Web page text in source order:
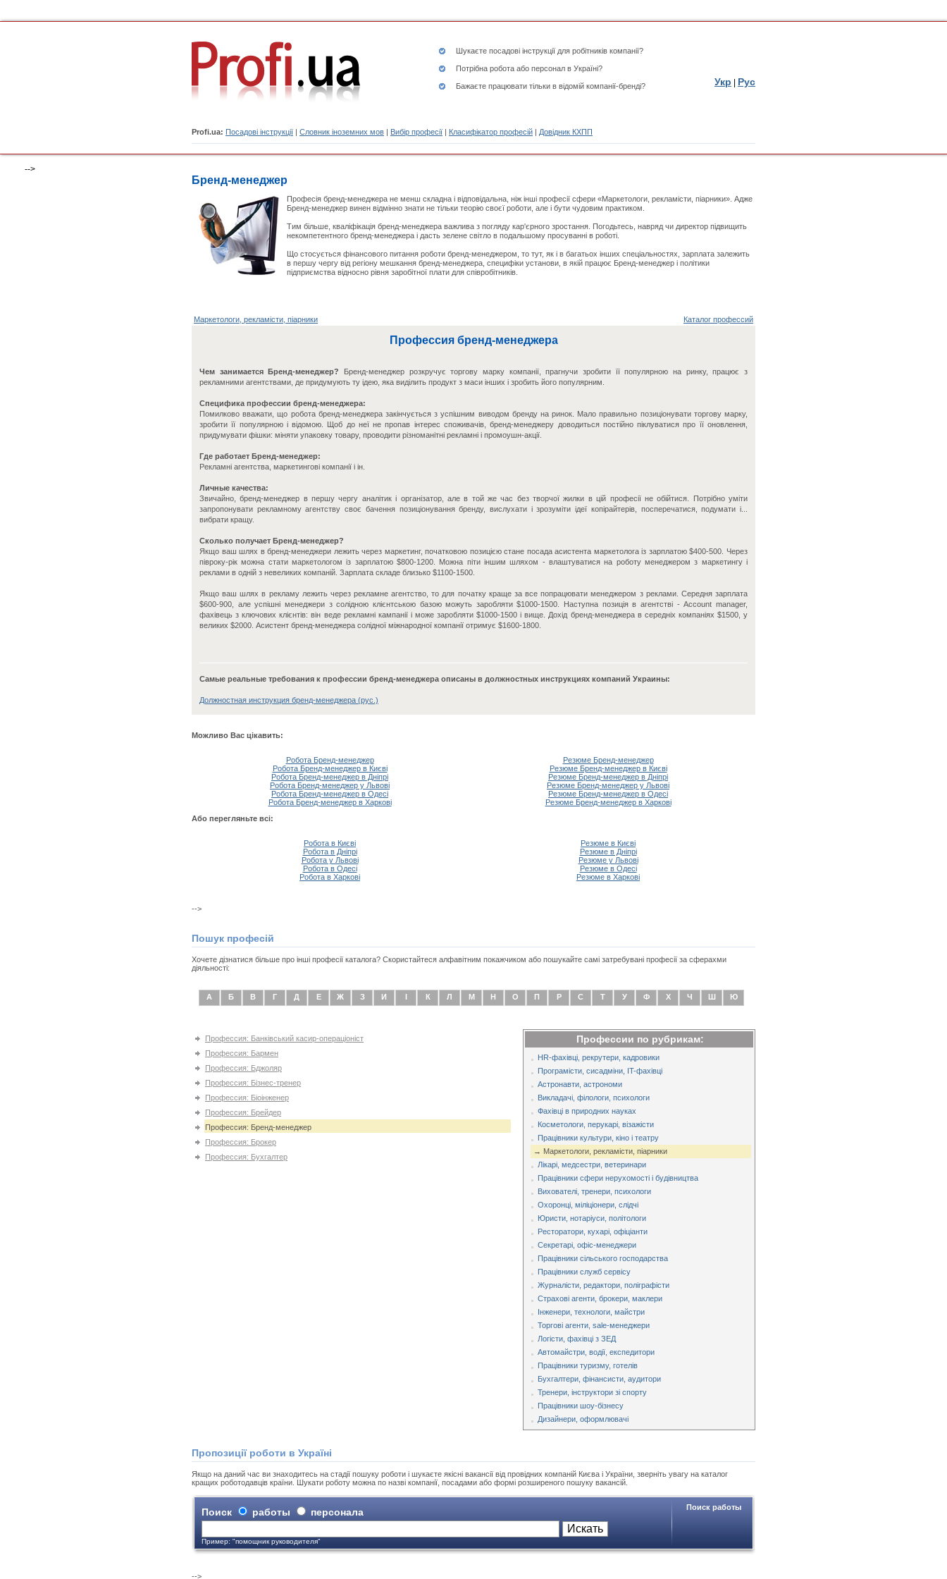
Шукаєте посадові інструкції для робітників компанії?
Потрібна робота або персонал в Україні?
Бажаєте працювати тільки в відомій компанії-бренді?
Profi.ua: Посадові інструкції | Словник іноземних мов | Вибір професії | Класифікатор професій | Довідник КХПП
Укр Рус
-->
Бренд-менеджер
Професія бренд-менеджера не менш складна і відповідальна, ніж інші професії сфери «Маркетологи, рекламісти, піарники». Адже
Бренд-менеджер винен відмінно знати не тільки теорію своєї роботи, але і бути чудовим практиком.
Тим більше, кваліфікація бренд-менеджера важлива з погляду кар'єрного зростання. Погодьтесь, навряд чи директор підвищить
некомпетентного бренд-менеджера і дасть зелене світло в подальшому просуванні в роботі.
Що стосується фінансового питання роботи бренд-менеджером, то тут, як і в багатьох інших спеціальностях, зарплата залежить
в першу чергу від регіону мешкання бренд-менеджера, специфіки установи, в якій працює Бренд-менеджер і політики
підприємства відносно рівня заробітної плати для співробітників.
Маркетологи, рекламісти, піарники Каталог профессий
Профессия бренд-менеджера
Чем занимается Бренд-менеджер?
Бренд-менеджер розкручує торгову марку компанії, прагнучи зробити її популярною на ринку, працює з
рекламними агентствами, де придумують ту ідею, яка виділить продукт з маси інших і зробить його популярним.
Специфика профессии бренд-менеджера:
Помилково вважати, що робота бренд-менеджера закінчується з успішним виводом бренду на ринок. Мало правильно позиціонувати торгову марку,
зробити її популярною і відомою. Щоб до неї не пропав інтерес споживачів, бренд-менеджеру доводиться постійно піклуватися про її оновлення,
придумувати фішки: міняти упаковку товару, проводити різноманітні рекламні і промоушн-акції.
Где работает Бренд-менеджер:
Рекламні агентства, маркетингові компанії і ін.
Личные качества:
Звичайно, бренд-менеджер в першу чергу аналітик і організатор, але в той же час без творчої жилки в цій професії не обійтися. Потрібно уміти
запропонувати рекламному агентству своє бачення позиціонування бренду, вислухати і зрозуміти ідеї копірайтерів, посперечатися, подумати і...
вибрати кращу.
Сколько получает Бренд-менеджер?
Якщо ваш шлях в бренд-менеджери лежить через маркетинг, початковою позицією стане посада асистента маркетолога із зарплатою $400-500. Через
півроку-рік можна стати маркетологом із зарплатою $800-1200. Можна піти іншим шляхом - влаштуватися на роботу менеджером з маркетингу і
реклами в одній з невеликих компаній. Зарплата складе близько $1100-1500.
Якщо ваш шлях в рекламу лежить через рекламне агентство, то для початку краще за все попрацювати менеджером з реклами. Середня зарплата
$600-900, але успішні менеджери з солідною клієнтською базою можуть заробляти $1000-1500. Наступна позиція в агентстві - Account manager,
фахівець з ключових клієнтів: він веде рекламні кампанії і може заробляти $1000-1500 і вище. Дохід бренд-менеджера в середніх компаніях $1500, у
великих $2000. Асистент бренд-менеджера солідної міжнародної компанії отримує $1600-1800.
Самые реальные требования к профессии бренд-менеджера описаны в должностных инструкциях компаний Украины:
Должностная инструкция бренд-менеджера (рус.)
Можливо Вас цікавить:
Робота Бренд-менеджер
Резюме Бренд-менеджер
Робота Бренд-менеджер в Києві
Резюме Бренд-менеджер в Києві
Робота Бренд-менеджер в Дніпрі
Резюме Бренд-менеджер в Дніпрі
Робота Бренд-менеджер у Львові
Резюме Бренд-менеджер у Львові
Робота Бренд-менеджер в Одесі
Резюме Бренд-менеджер в Одесі
Робота Бренд-менеджер в Харкові
Резюме Бренд-менеджер в Харкові
Або перегляньте всі:
Робота в Києві
Резюме в Києві
Робота в Дніпрі
Резюме в Дніпрі
Робота у Львові
Резюме у Львові
Робота в Одесі
Резюме в Одесі
Робота в Харкові
Резюме в Харкові
-->
Пошук професій
Хочете дізнатися більше про інші професії каталога? Скористайтеся алфавітним покажчиком або пошукайте самі затребувані професії за сферахми
діяльності:
А Б В Г Д Е Ж З И І К Л М Н О П Р С Т У Ф Х Ч Ш Ю
Профессия: Банківський касир-операціоніст
Профессия: Бармен
Профессия: Бджоляр
Профессия: Бізнес-тренер
Профессия: Біоінженер
Профессия: Брейдер
Профессия: Бренд-менеджер
Профессия: Брокер
Профессия: Бухгалтер
Профессии по рубрикам:
HR-фахівці, рекрутери, кадровики
Програмісти, сисадміни, IT-фахівці
Астронавти, астрономи
Викладачі, філологи, психологи
Фахівці в природних науках
Косметологи, перукарі, візажісти
Працівники культури, кіно і театру
→ Маркетологи, рекламісти, піарники
Лікарі, медсестри, ветеринари
Працівники сфери нерухомості і будівництва
Вихователі, тренери, психологи
Охоронці, міліціонери, слідчі
Юристи, нотаріуси, політологи
Ресторатори, кухарі, офіціанти
Секретарі, офіс-менеджери
Працівники сільського господарства
Працівники служб сервісу
Журналісти, редактори, поліграфісти
Страхові агенти, брокери, маклери
Інженери, технологи, майстри
Торгові агенти, sale-менеджери
Логісти, фахівці з ЗЕД
Автомайстри, водії, експедитори
Працівники туризму, готелів
Бухгалтери, фінансисти, аудитори
Тренери, інструктори зі спорту
Працівники шоу-бізнесу
Дизайнери, оформлювачі
Пропозиції роботи в Україні
Якщо на даний час ви знаходитесь на стадії пошуку роботи і шукаєте якісні вакансії від провідних компаній Києва і України, зверніть увагу на каталог
кращих роботодавців країни. Шукати роботу можна по назві компанії, посадами або формі розширеного пошуку вакансій.
Поиск работы персонала
Пример: "помощник руководителя"
Поиск работы
-->